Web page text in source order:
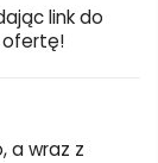
link do
ofertę!
a wraz z